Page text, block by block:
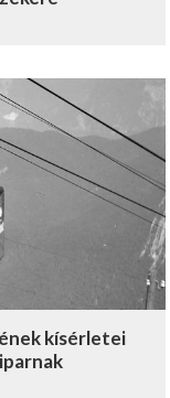
kísérletei